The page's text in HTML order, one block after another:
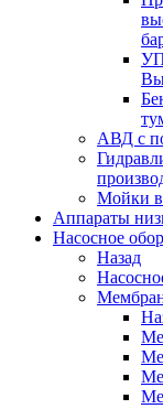
АВД с
Мойки
Аппараты
Насосное
Назад